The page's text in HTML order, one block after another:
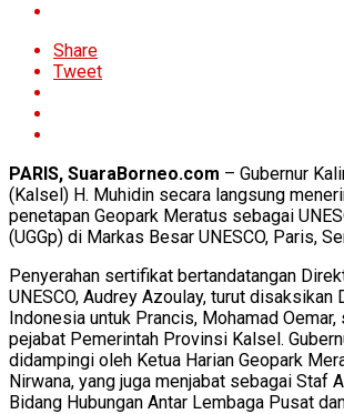
Share
Tweet
PARIS, SuaraBorneo.com – Gubernur
(Kalsel) H. Muhidin secara langsung
penetapan Geopark Meratus sebagai
(UGGp) di Markas Besar UNESCO, Paris,
Penyerahan sertifikat bertandatangan
UNESCO, Audrey Azoulay, turut disaksikan
Indonesia untuk Prancis, Mohamad Oemar,
pejabat Pemerintah Provinsi Kalsel.
didampingi oleh Ketua Harian Geopark
Nirwana, yang juga menjabat sebagai Staf
Bidang Hubungan Antar Lembaga Pusat